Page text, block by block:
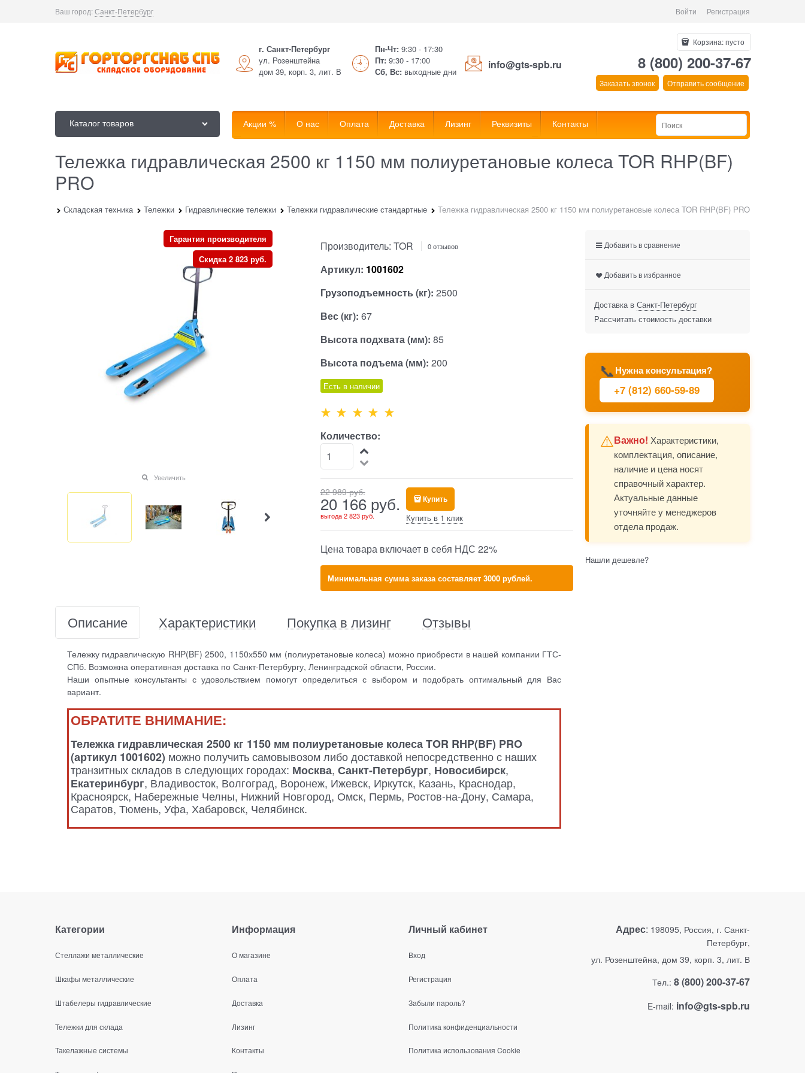
Ваш город:Санкт-Петербург Войти Регистрация
г. Санкт-Петербург
ул. Розенштейна
дом 39, корп. 3, лит. В
Пн-Чт: 9:30 - 17:30
Пт: 9:30 - 17:00
Сб, Вс: выходные дни
info@gts-spb.ru
Корзина:пусто
8 (800) 200-37-67
Заказать звонок Отправить сообщение
Каталог товаров Акции % О нас Оплата Доставка Лизинг Реквизиты Контакты
Тележка гидравлическая 2500 кг 1150 мм полиуретановые колеса TOR RHP(BF)
PRO
Складская техника Тележки Гидравлические тележки Тележки гидравлические стандартные Тележка гидравлическая 2500 кг 1150 мм полиуретановые колеса TOR RHP(BF) PRO
Гарантия производителя
Скидка 2 823 руб.
Увеличить
Производитель: TOR 0 отзывов
Артикул: 1001602
Грузоподъемность (кг): 2500
Вес (кг): 67
Высота подхвата (мм): 85
Высота подъема (мм): 200
Есть в наличии
Количество:
22 989 руб.
20 166 руб.
выгода2 823 руб.
Купить
Купить в 1 клик
Цена товара включает в себя НДС 22%
Минимальная сумма заказа составляет 3000 рублей.
Описание Характеристики Покупка в лизинг Отзывы
Тележку гидравлическую RHP(BF) 2500, 1150х550 мм (полиуретановые колеса) можно приобрести в нашей компании ГТС-
СПб. Возможна оперативная доставка по Санкт-Петербургу, Ленинградской области, России.
Наши опытные консультанты с удовольствием помогут определиться с выбором и подобрать оптимальный для Вас
вариант.
ОБРАТИТЕ ВНИМАНИЕ:
Тележка гидравлическая 2500 кг 1150 мм полиуретановые колеса TOR RHP(BF) PRO
(артикул 1001602) можно получить самовывозом либо доставкой непосредственно с наших
транзитных складов в следующих городах: Москва, Санкт-Петербург, Новосибирск,
Екатеринбург, Владивосток, Волгоград, Воронеж, Ижевск, Иркутск, Казань, Краснодар,
Красноярск, Набережные Челны, Нижний Новгород, Омск, Пермь, Ростов-на-Дону, Самара,
Саратов, Тюмень, Уфа, Хабаровск, Челябинск.
📞Нужна консультация?
+7 (812) 660-59-89
⚠️Важно! Характеристики,
комплектация, описание,
наличие и цена носят
справочный характер.
Актуальные данные
уточняйте у менеджеров
отдела продаж.
Добавить в сравнение
Добавить в избранное
Доставка в Санкт-Петербург
Рассчитать стоимость доставки
Нашли дешевле?
Категории
Стеллажи металлические
Шкафы металлические
Штабелеры гидравлические
Тележки для склада
Такелажные системы
Информация
О магазине
Оплата
Доставка
Лизинг
Контакты
Личный кабинет
Вход
Регистрация
Забыли пароль?
Политика конфиденциальности
Политика использования Cookie
Адрес: 198095, Россия, г. Санкт-
Петербург,
ул. Розенштейна, дом 39, корп. 3, лит. В
Тел.: 8 (800) 200-37-67
E-mail: info@gts-spb.ru